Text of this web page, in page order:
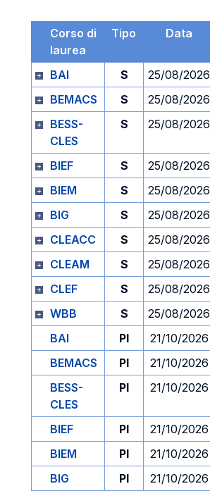
Corso di
laurea
Tipo Data
BAI
S 25/08/2026
BEMACS
S 25/08/2026
BESS-
CLES
S 25/08/2026
BIEF S 25/08/2026
BIEM
S 25/08/2026
BIG
S 25/08/2026
CLEACC
S 25/08/2026
CLEAM
S 25/08/2026
CLEF
S 25/08/2026
WBB
S 25/08/2026
BAI
PI 21/10/2026
BEMACS
PI 21/10/2026
BESS-
CLES
PI 21/10/2026
BIEF PI 21/10/2026
BIEM
PI 21/10/2026
BIG
PI 21/10/2026